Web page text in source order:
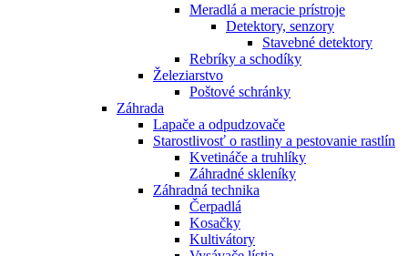
Meradlá a meracie prístroje
Detektory, senzory
Stavebné detektory
Rebríky a schodíky
Železiarstvo
Poštové schránky
Záhrada
Lapače a odpudzovače
Starostlivosť o rastliny a pestovanie rastlín
Kvetináče a truhlíky
Záhradné skleníky
Záhradná technika
Čerpadlá
Kosačky
Kultivátory